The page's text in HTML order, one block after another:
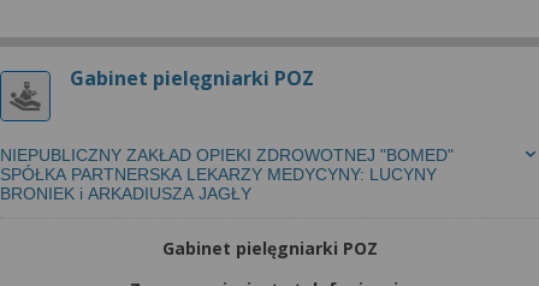
Gabinet pielęgniarki POZ
NIEPUBLICZNY ZAKŁAD OPIEKI ZDROWOTNEJ "BOMED"
SPÓŁKA PARTNERSKA LEKARZY MEDYCYNY: LUCYNY
BRONIEK i ARKADIUSZA JAGŁY
Gabinet pielęgniarki POZ
dowiedzieć się więcej lub chcesz przeprowadzić
konfigurację szczegółową, to możesz tego dokonać
za pomocą „Ustawień zaawansowanych”.
Więcej informacji na temat wykorzystywania
narzędzi zewnętrznych w naszym serwisie
znajdziesz w Regulaminie Serwisu.